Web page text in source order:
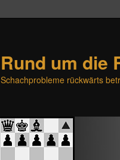
Rund um die
Schachprobleme rückwärts